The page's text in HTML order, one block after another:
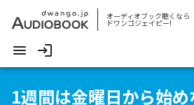
オーディオブック聴くなら
ドワンゴジェイピー!
1週間は金曜日から始